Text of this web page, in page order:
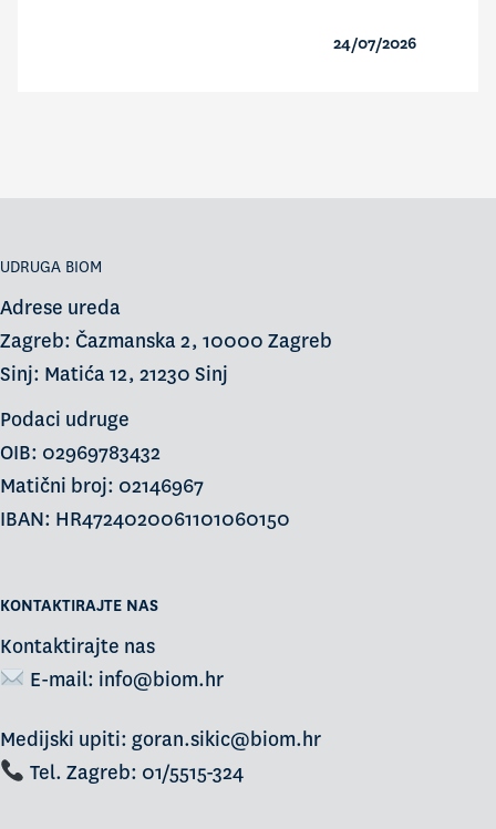
24/07/2026
UDRUGA BIOM
Adrese ureda
Zagreb: Čazmanska 2, 10000 Zagreb
Sinj: Matića 12, 21230 Sinj
Podaci udruge
OIB: 02969783432
Matični broj: 02146967
IBAN: HR4724020061101060150
KONTAKTIRAJTE NAS
Kontaktirajte nas
E-mail: info@biom.hr
Medijski upiti: goran.sikic@biom.hr
Tel. Zagreb: 01/5515-324